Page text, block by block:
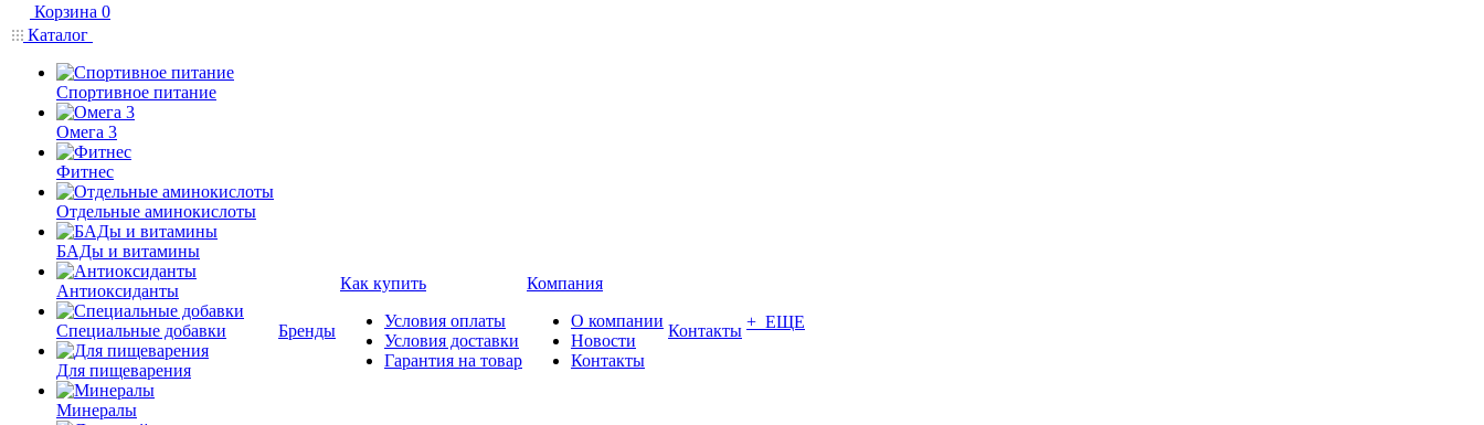
Корзина 0
Каталог
Спортивное питание
Омега 3
Фитнес
Отдельные аминокислоты
БАДы и витамины
Антиоксиданты
Специальные добавки
Для пищеварения
Минералы
Бренды
Как купить
Условия оплаты
Условия доставки
Гарантия на товар
Компания
О компании
Новости
Контакты
Контакты + ЕЩЕ